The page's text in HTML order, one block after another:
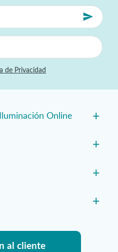
de Privacidad
Online +
+
+
+
al cliente